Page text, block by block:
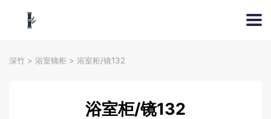
深竹 > 浴室镜柜 > 浴室柜/镜132
浴室柜/镜132